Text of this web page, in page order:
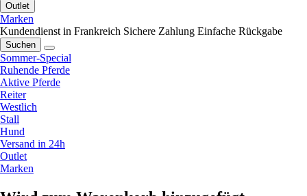
Outlet
Marken
Kundendienst in Frankreich Sichere Zahlung Einfache Rückgabe
Suchen
Sommer-Special
Ruhende Pferde
Aktive Pferde
Reiter
Westlich
Stall
Hund
Versand in 24h
Outlet
Marken